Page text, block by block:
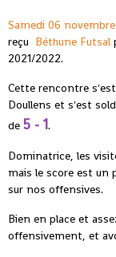
Samedi 06 novembre
reçu Béthune Futsal
2021/2022.
Cette rencontre
Doullens et s'est
de 5 - 1.
Dominatrice, les
mais le score est un
sur nos offensives.
Bien en place et
offensivement, et